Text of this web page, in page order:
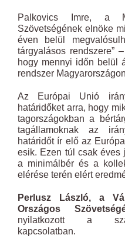
Palkovics Imre, a
Szövetségének elnöke
éven belül
tárgyalásos rendszere”
hogy mennyi időn belül
rendszer
Az Európai Unió
határidőket arra, hogy
tagországokban a
tagállamoknak az
határidőt ír elő az
esik. Ezen túl csak éves
a minimálbér és a
elérése terén elért
Perlusz László, a
Országos
nyilatkozott a
kapcsolatban.